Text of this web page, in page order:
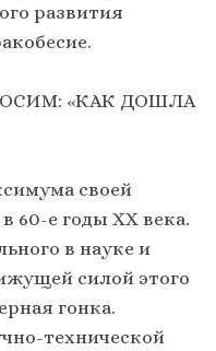
развития
«КАК ДОШЛА
своей
60-е годы ХХ века.
в науке и
силой этого
гонка.
технической